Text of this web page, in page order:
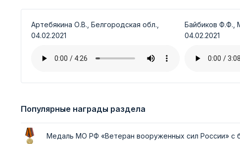
Артебякина О.В., Белгородская обл.,
04.02.2021
Байбиков Ф.Ф.,
04.02.2021
Популярные награды раздела
Медаль МО РФ «Ветеран вооруженных сил России» с